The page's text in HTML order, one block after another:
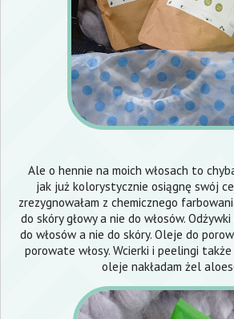
Ale o hennie na moich włosach to
jak już kolorystycznie osiągnę swój
zrezygnowałam z chemicznego
do skóry głowy a nie do włosów.
do włosów a nie do skóry. Oleje do
porowate włosy. Wcierki i peelingi także
oleje nakładam żel